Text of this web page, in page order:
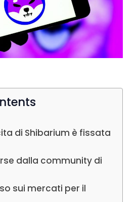
di Shibarium è fissata
dalla community di
sui mercati per il